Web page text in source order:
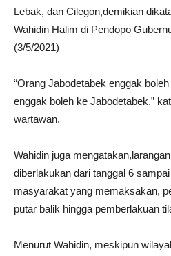
Lebak, dan Cilegon,demikian
Wahidin Halim di Pendopo
(3/5/2021)
“Orang Jabodetabek enggak
enggak boleh ke Jabodetabek,”
wartawan.
Wahidin juga
diberlakukan dari tanggal 6
masyarakat yang memaksakan,
putar balik hingga pemberlakuan
Menurut Wahidin, meskipun